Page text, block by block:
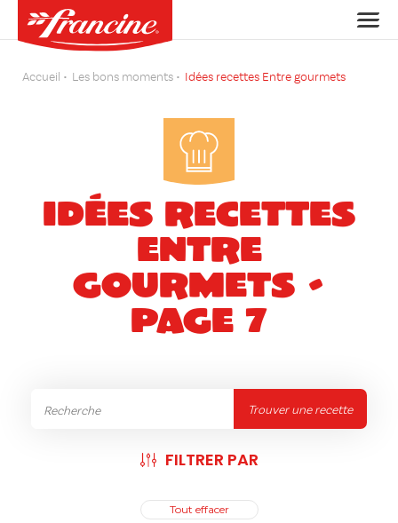
Accueil Les bons moments Idées recettes Entre gourmets
Idées recettes
Entre
gourmets -
Page 7
Trouver une recette
FILTRER PAR
Tout effacer